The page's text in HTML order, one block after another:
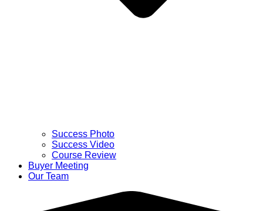
Success Photo
Success Video
Course Review
Buyer Meeting
Our Team